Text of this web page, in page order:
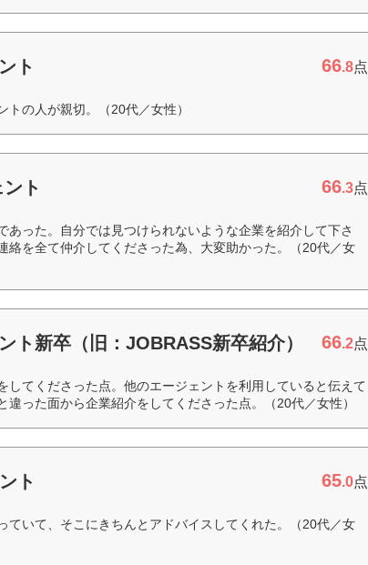
ト 66.8点
の人が親切。（20代／女性）
ト 66.3点
あった。自分では見つけられないような企業を紹介して下さ
絡を全て仲介してくださった為、大変助かった。（20代／女
ト新卒（旧：JOBRASS新卒紹介） 66.2点
してくださった点。他のエージェントを利用していると伝えて
違った面から企業紹介をしてくださった点。（20代／女性）
ト 65.0点
ていて、そこにきちんとアドバイスしてくれた。（20代／女